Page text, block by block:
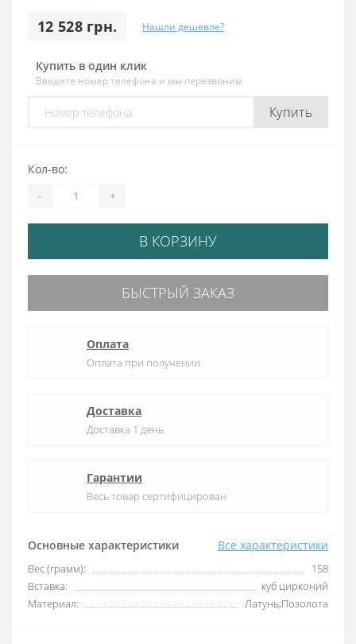
12 528 грн. Нашли дешевле?
Купить в один клик
Введите номер телефона и мы перезвоним
Купить
Основные характеристики Все характеристики
Вес (грамм):
158
Вставка:
куб цирконий
Материал:
Латунь;Позолота
Кол-во:
- +
В КОРЗИНУ
БЫСТРЫЙ ЗАКАЗ
Оплата
Оплата при получении
Доставка
Доставка 1 день
Гарантии
Весь товар сертифицирован